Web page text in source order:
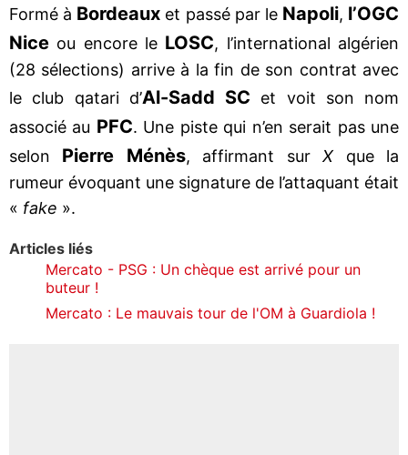
Formé à Bordeaux et passé par le Napoli, l’OGC
Nice ou encore le LOSC, l’international algérien
(28 sélections) arrive à la fin de son contrat avec
le club qatari d’Al-Sadd SC et voit son nom
associé au PFC. Une piste qui n’en serait pas une
selon Pierre Ménès, affirmant surX que la
rumeur évoquant une signature de l’attaquant était
« fake ».
Articles liés
Mercato - PSG : Un chèque est arrivé pour un
buteur !
Mercato : Le mauvais tour de l'OM à Guardiola !